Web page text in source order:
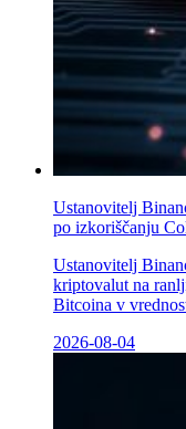
Ustanovitelj
po izkoriščanju
Ustanovitelj
kriptovalut na
Bitcoina v
2026-08-04